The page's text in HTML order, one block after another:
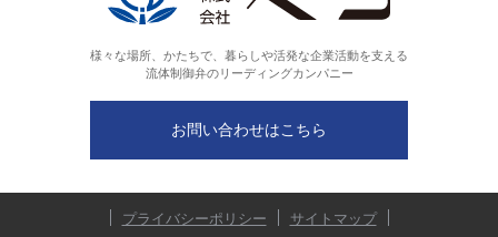
様々な場所、かたちで、暮らしや活発な企業活動を支える
流体制御弁のリーディングカンパニー
お問い合わせはこちら
プライバシーポリシー サイトマップ